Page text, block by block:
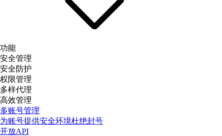
功能
安全管理
安全防护
权限管理
多样代理
高效管理
多账号管理
为账号提供安全环境杜绝封号
开放API